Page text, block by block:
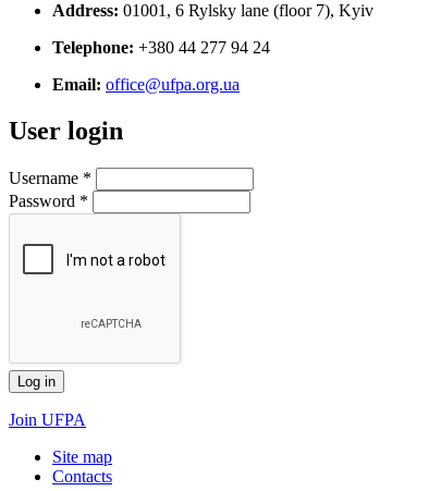
Address: 01001, 6 Rylsky lane (floor 7), Kyiv
Telephone: +380 44 277 94 24
Email: office@ufpa.org.ua
User login
Username *
Password *
Join UFPA
Site map
Сontacts